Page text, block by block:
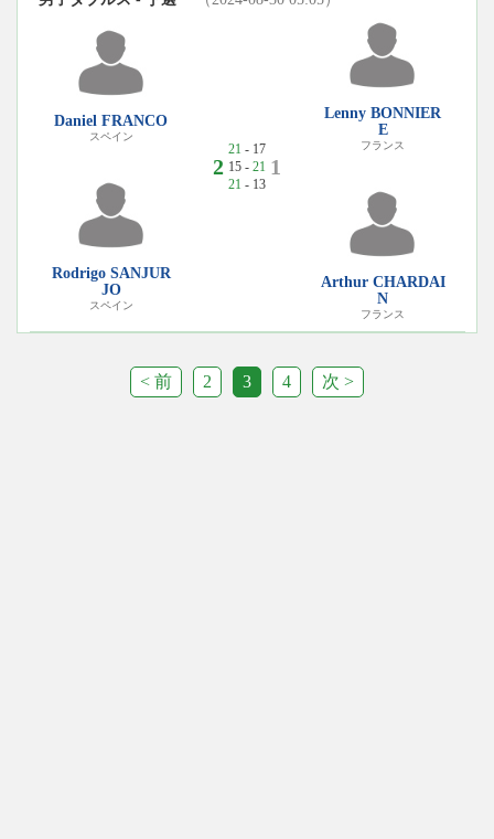
Daniel FRANCO
スペイン
Rodrigo SANJUR
JO
スペイン
2
21 - 17
15 - 21
21 - 13
1
Lenny BONNIER
E
フランス
Arthur CHARDAI
N
フランス
< 前 2 3 4 次 >